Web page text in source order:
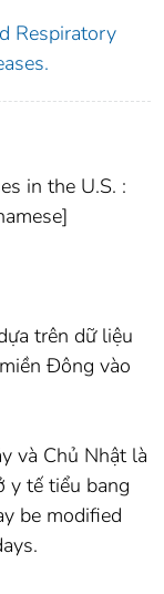
Respiratory
in the U.S. :
trên dữ liệu
Đông vào
và Chủ Nhật là
y tế tiểu bang
be modified